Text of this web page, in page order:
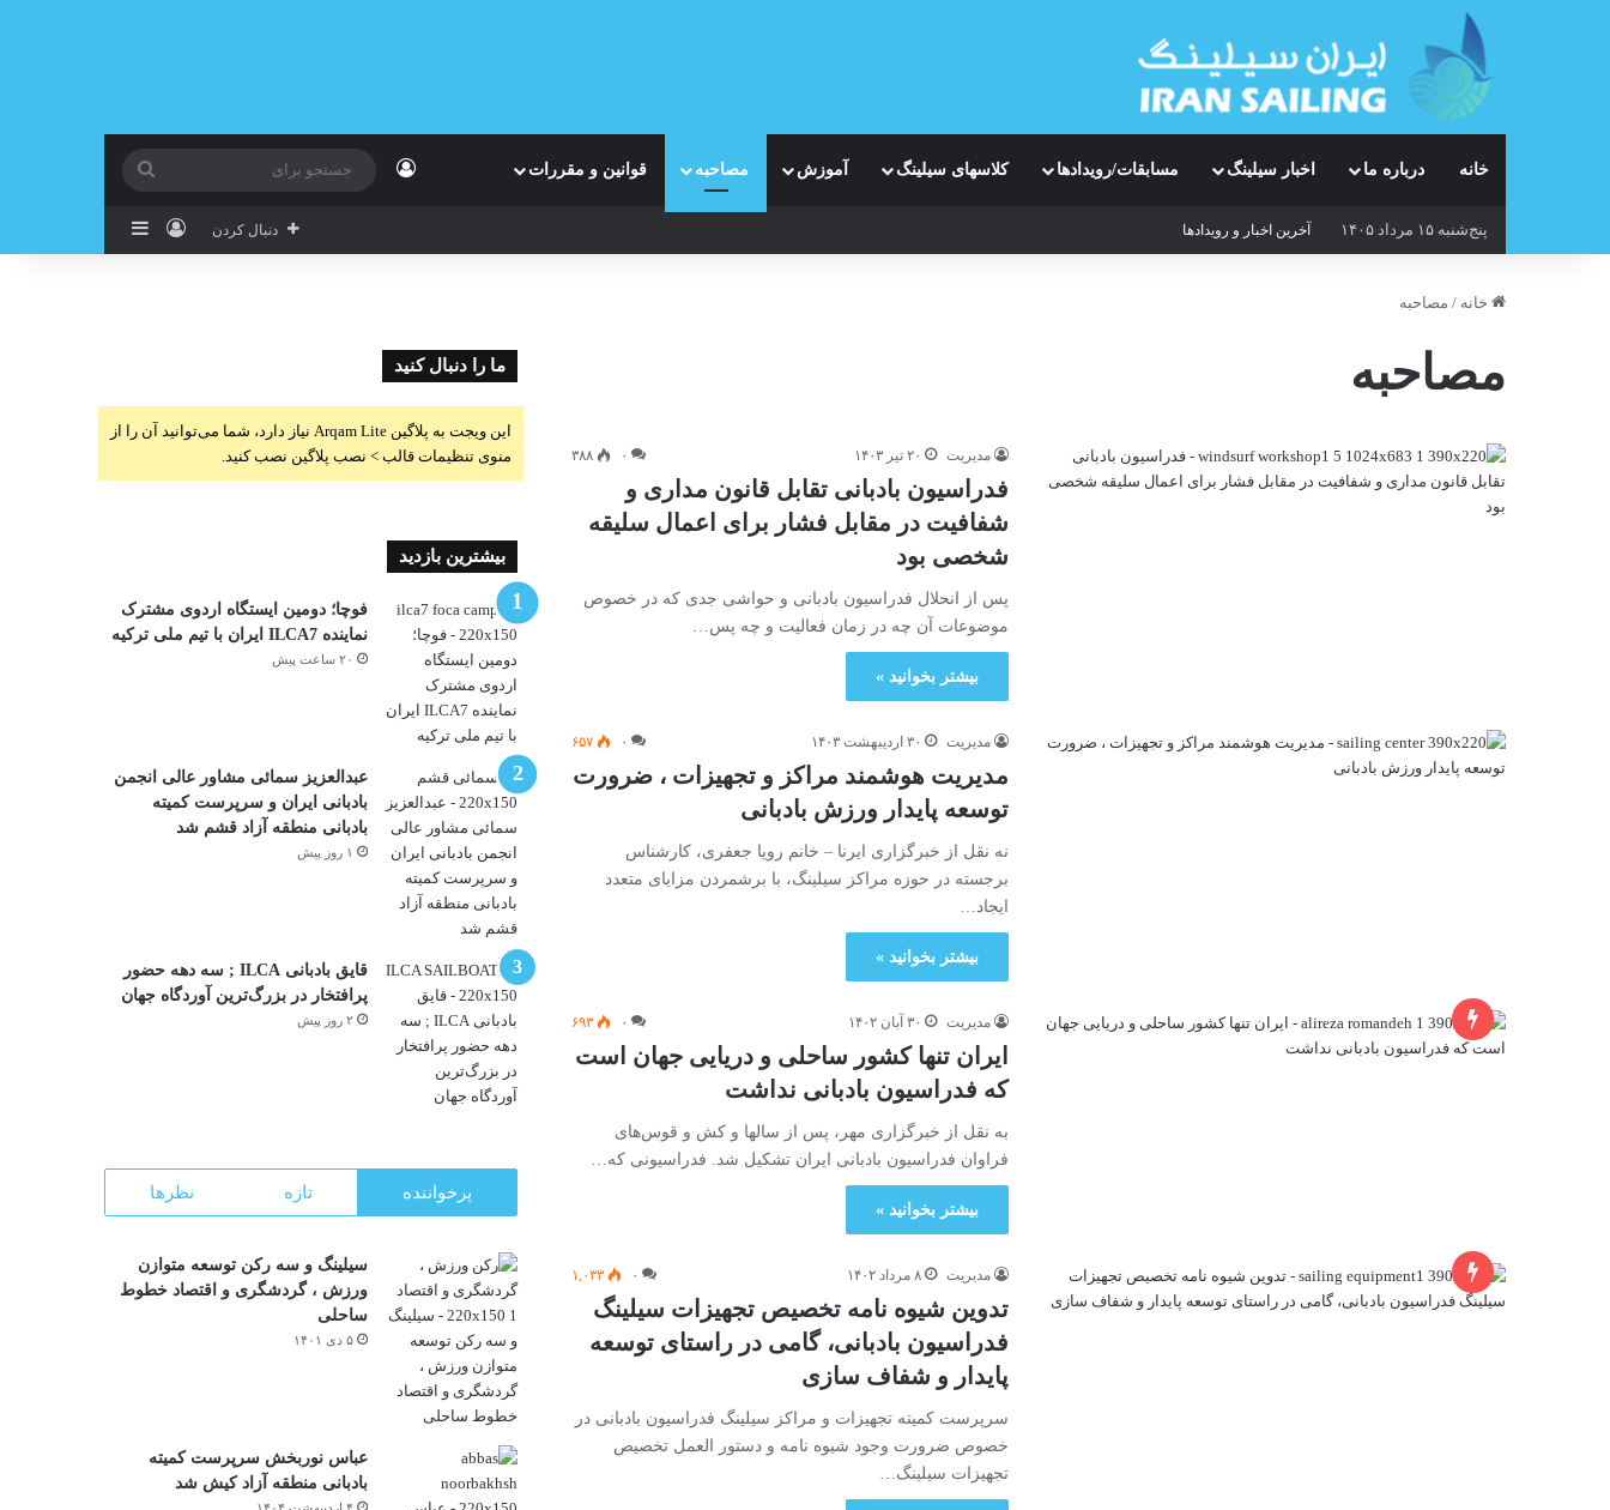
خانه درباره ما اخبار سیلینگ مسابقات/رویدادها کلاسهای سیلینگ آموزش مصاحبه قوانین و مقررات
پنج‌شنبه ۱۵ مرداد ۱۴۰۵ آخرین اخبار و رویدادها دنبال کردن ورود
خانه / مصاحبه
مصاحبه
مدیریت ۲۰ تیر ۱۴۰۳ ۰ ۳۸۸
فدراسیون بادبانی تقابل قانون مداری و
شفافیت در مقابل فشار برای اعمال سلیقه
شخصی بود
پس از انحلال فدراسیون بادبانی و حواشی جدی که در خصوص
موضوعات آن چه در زمان فعالیت و چه پس…
بیشتر بخوانید »
مدیریت ۳۰ اردیبهشت ۱۴۰۳ ۰ ۶۵۷
مدیریت هوشمند مراکز و تجهیزات ، ضرورت
توسعه پایدار ورزش بادبانی
نه نقل از خبرگزاری ایرنا – خانم رویا جعفری، کارشناس
برجسته در حوزه مراکز سیلینگ، با برشمردن مزایای متعدد
ایجاد…
بیشتر بخوانید »
مدیریت ۳۰ آبان ۱۴۰۲ ۰ ۶۹۳
ایران تنها کشور ساحلی و دریایی جهان است
که فدراسیون بادبانی نداشت
به نقل از خبرگزاری مهر، پس از سالها و کش و قوس‌های
فراوان فدراسیون بادبانی ایران تشکیل شد. فدراسیونی که…
بیشتر بخوانید »
مدیریت ۸ مرداد ۱۴۰۲ ۰ ۱,۰۳۳
تدوین شیوه نامه تخصیص تجهیزات سیلینگ
فدراسیون بادبانی، گامی در راستای توسعه
پایدار و شفاف سازی
سرپرست کمیته تجهیزات و مراکز سیلینگ فدراسیون بادبانی در
خصوص ضرورت وجود شیوه نامه و دستور العمل تخصیص
تجهیزات سیلینگ…
ما را دنبال کنید
این ویجت به پلاگین Arqam Lite نیاز دارد، شما می‌توانید آن را از
منوی تنظیمات قالب > نصب پلاگین نصب کنید.
بیشترین بازدید
فوچا؛ دومین ایستگاه اردوی مشترک
نماینده ILCA7 ایران با تیم ملی ترکیه
۲۰ ساعت پیش
عبدالعزیز سمائی مشاور عالی انجمن
بادبانی ایران و سرپرست کمیته
بادبانی منطقه آزاد قشم شد
۱ روز پیش
قایق بادبانی ILCA ; سه دهه حضور
پرافتخار در بزرگ‌ترین آوردگاه جهان
۲ روز پیش
پرخواننده تازه نظرها
سیلینگ و سه رکن توسعه متوازن
ورزش ، گردشگری و اقتصاد خطوط
ساحلی
۵ دی ۱۴۰۱
عباس نوربخش سرپرست کمیته
بادبانی منطقه آزاد کیش شد